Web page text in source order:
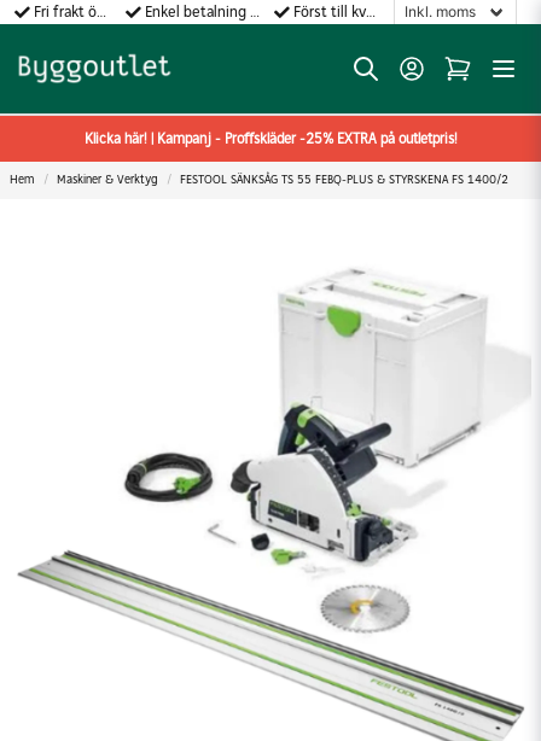
Fri frakt över 499:- Enkel betalning med Klarna Först till kvarn gäller!
Klicka här! | Kampanj - Proffskläder -25% EXTRA på outletpris!
Hem Maskiner & Verktyg FESTOOL SÄNKSÅG TS 55 FEBQ-PLUS & STYRSKENA FS 1400/2